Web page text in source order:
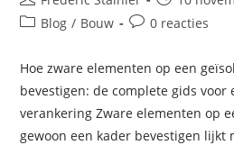
Blog / Bouw 0 reacties
Hoe zware elementen op een
bevestigen: de complete gids voor
verankering Zware elementen op
gewoon een kader bevestigen lijkt